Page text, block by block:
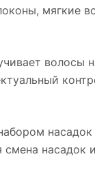
мягкие
волосы